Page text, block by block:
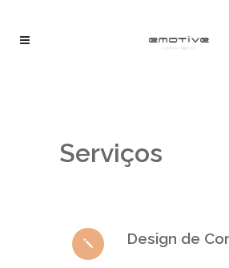
Serviços
Design de